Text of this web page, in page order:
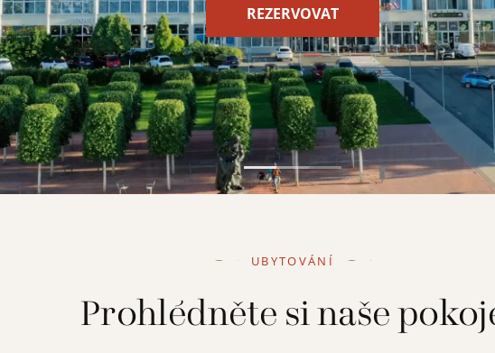
REZERVOVAT
UBYTOVÁNÍ
Prohlédněte si naše